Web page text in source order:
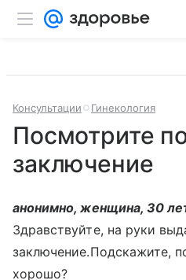
Консультации Гинекология
Посмотрите
заключение
анонимно, женщина, 30
Здравствуйте, на руки
заключение.Подскажите,
хорошо?